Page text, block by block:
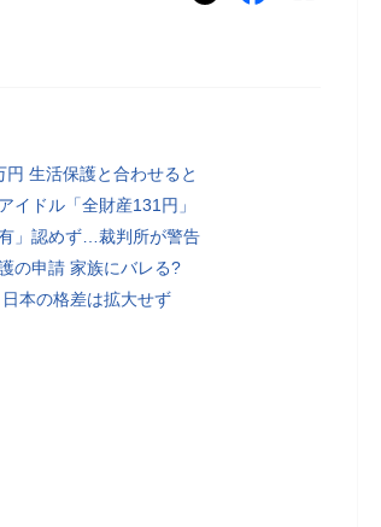
円 生活保護と合わせると
イドル「全財産131円」
」認めず…裁判所が警告
の申請 家族にバレる?
本の格差は拡大せず